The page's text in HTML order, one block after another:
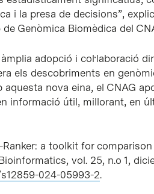
i la presa de decisions”,
Genòmica Biomèdica del
adopció i col·laboració
els descobriments en
nova eina, el CNAG
informació útil, millorant, en
Ranker: a toolkit for
vol. 25, n.o 1,
024-05993-2.